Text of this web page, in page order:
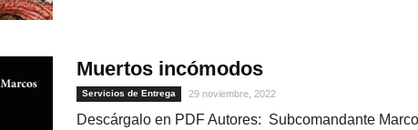
Muertos incómodos
Servicios de Entrega 29 noviembre, 2022
Descárgalo en PDF Autores: Subcomandante